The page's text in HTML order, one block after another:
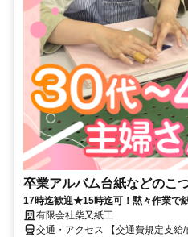
卒業アルバム台紙などのこ
17時迄歓迎★15時迄可！黙々作業で
有限会社柴又紙工
交通・アクセス 【交通費規定支給